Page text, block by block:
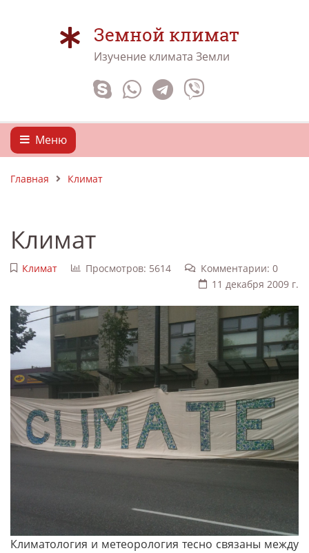
Земной климат
Изучение климата Земли
Меню
Главная Климат
Климат
Климат Просмотров: 5614
Комментарии: 0
11 декабря 2009 г.
Климатология и метеорология тесно связаны между